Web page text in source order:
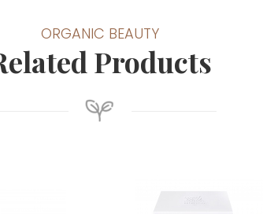
ORGANIC BEAUTY
Products